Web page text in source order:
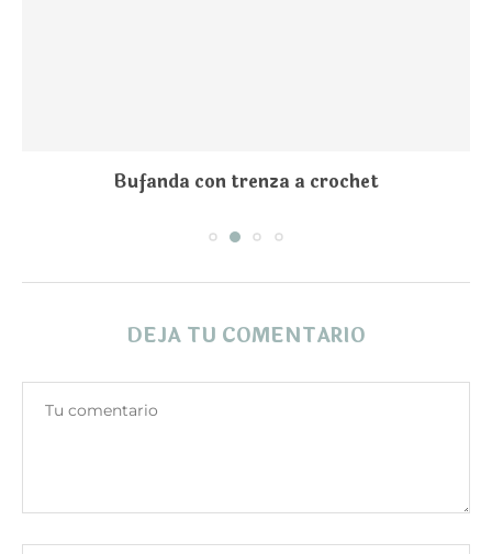
Bufanda con trenza a crochet
DEJA TU COMENTARIO